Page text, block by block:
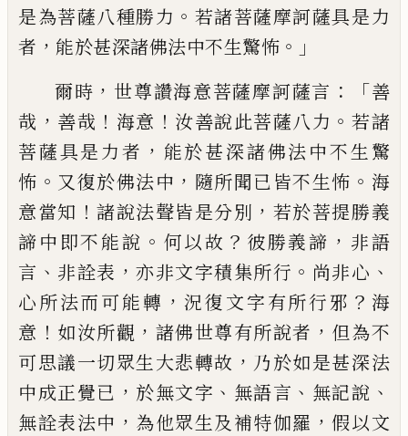
是為菩薩八種勝力 。 若諸菩薩摩訶薩具是力
者 ， 能於甚深諸佛法中不生驚怖 。」
爾時 ， 世尊讚海意菩薩摩訶薩言 ：「善
哉 ， 善哉 ！ 海意 ！ 汝善說此菩薩八力 。若諸
菩薩具是力者 ， 能於甚深諸佛法中不生驚
怖 。 又復於佛法中 ， 隨所聞已皆不生怖 。 海
意當知 ！諸說法聲皆是分別 ， 若於菩提勝義
諦中即不能說 。 何以故 ？ 彼勝義諦 ， 非語
言 、 非詮表 ，亦非文字積集所行 。 尚非心 、
心所法而可能轉 ，況復文字有所行邪 ？ 海
意 ！ 如汝所觀 ， 諸佛世尊有所說者 ， 但為不
可思議一切眾生大悲轉故 ， 乃於如是甚深法
中成正覺已 ， 於無文字 、 無語言 、 無記說 、
無詮表法中 ， 為他眾生及補特伽羅 ， 假以文